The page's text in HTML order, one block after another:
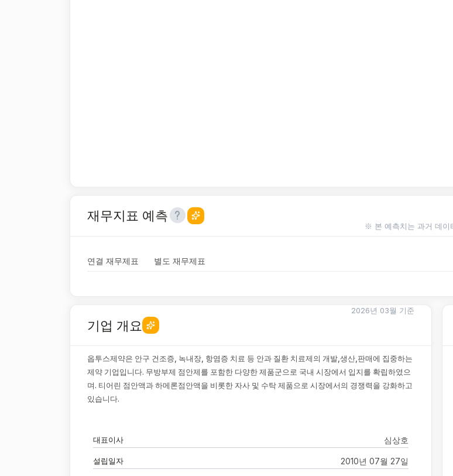
재무지표 예측
※ 본 예측치는 과거 데이
연결 재무제표 별도 재무제표
기업 개요
2026년 03월 기준
옵투스제약은 안구 건조증, 녹내장, 항염증 치료 등 안과 질환 치료제의 개발,생산,판매에 집중하는
제약 기업입니다. 무방부제 점안제를 포함한 다양한 제품군으로 국내 시장에서 입지를 확립하였으
며. 티어린 점안액과 하메론점안액을 비롯한 자사 및 수탁 제품으로 시장에서의 경쟁력을 강화하고
있습니다.
대표이사 심상호
설립일자 2010년 07월 27일